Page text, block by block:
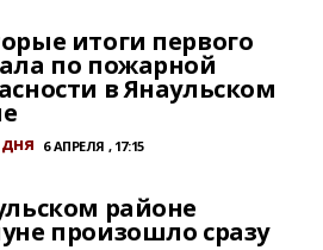
итоги первого
по пожарной
в Янаульском
6 АПРЕЛЯ , 17:15
районе
произошло сразу